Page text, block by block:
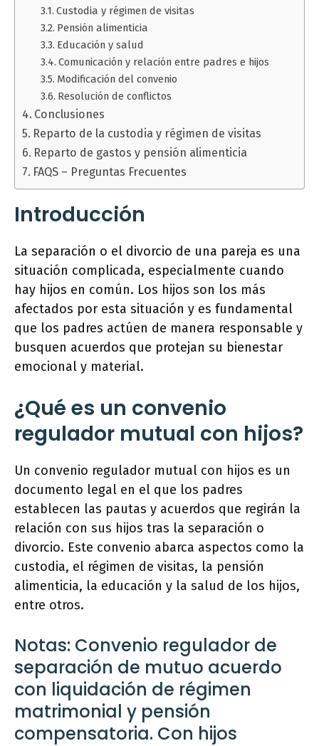
Custodia y régimen de visitas
Pensión alimenticia
Educación y salud
Comunicación y relación entre padres e hijos
Modificación del convenio
Resolución de conflictos
Conclusiones
Reparto de la custodia y régimen de visitas
Reparto de gastos y pensión alimenticia
FAQS – Preguntas Frecuentes
Introducción
La separación o el divorcio de una pareja es una
situación complicada, especialmente cuando
hay hijos en común. Los hijos son los más
afectados por esta situación y es fundamental
que los padres actúen de manera responsable y
busquen acuerdos que protejan su bienestar
emocional y material.
¿Qué es un convenio
regulador mutual con hijos?
Un convenio regulador mutual con hijos es un
documento legal en el que los padres
establecen las pautas y acuerdos que regirán la
relación con sus hijos tras la separación o
divorcio. Este convenio abarca aspectos como la
custodia, el régimen de visitas, la pensión
alimenticia, la educación y la salud de los hijos,
entre otros.
Notas: Convenio regulador de
separación de mutuo acuerdo
con liquidación de régimen
matrimonial y pensión
compensatoria. Con hijos